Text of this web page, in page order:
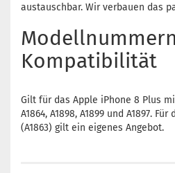
austauschbar. Wir verbauen das
Kompatibilität
Gilt für das Apple iPhone 8 Plus
A1864, A1898, A1899 und A1897.
(A1863) gilt ein eigenes Angebot.